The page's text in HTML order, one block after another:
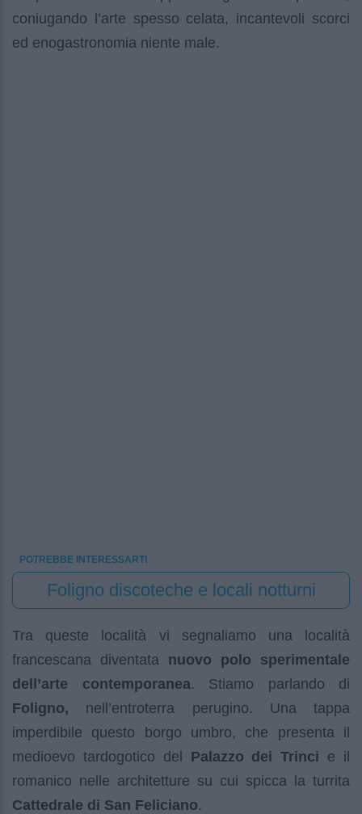
coniugando l’arte spesso celata, incantevoli scorci
ed enogastronomia niente male.
POTREBBE INTERESSARTI
Foligno discoteche e locali notturni
Tra queste località vi segnaliamo una località
francescana diventata nuovo polo sperimentale
dell’arte contemporanea. Stiamo parlando di
Foligno, nell’entroterra perugino. Una tappa
imperdibile questo borgo umbro, che presenta il
medioevo tardogotico del Palazzo dei Trinci e il
romanico nelle architetture su cui spicca la turrita
Cattedrale di San Feliciano.